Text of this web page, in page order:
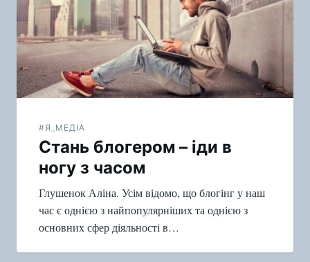
записям
#Я_МЕДІА
Стань блогером – іди в
ногу з часом
Глушенок Аліна. Усім відомо, що блогінг у наш
час є однією з найпопулярніших та однією з
основних сфер діяльності в…